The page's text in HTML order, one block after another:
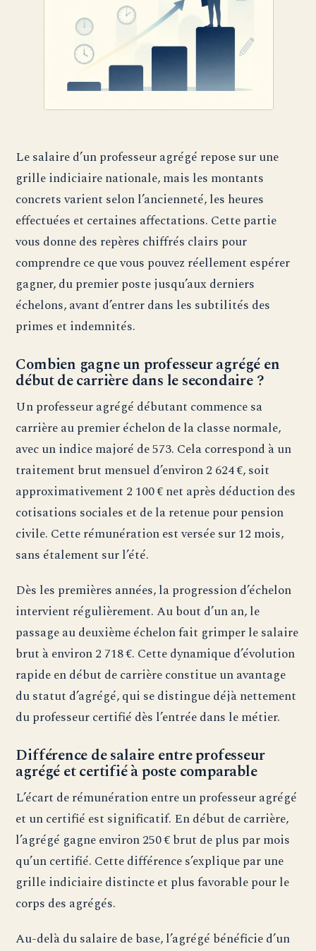
Le salaire d’un professeur agrégé repose sur une
grille indiciaire nationale, mais les montants
concrets varient selon l’ancienneté, les heures
effectuées et certaines affectations. Cette partie
vous donne des repères chiffrés clairs pour
comprendre ce que vous pouvez réellement espérer
gagner, du premier poste jusqu’aux derniers
échelons, avant d’entrer dans les subtilités des
primes et indemnités.
Combien gagne un professeur agrégé en
début de carrière dans le secondaire ?
Un professeur agrégé débutant commence sa
carrière au premier échelon de la classe normale,
avec un indice majoré de 573. Cela correspond à un
traitement brut mensuel d’environ 2 624 €, soit
approximativement 2 100 € net après déduction des
cotisations sociales et de la retenue pour pension
civile. Cette rémunération est versée sur 12 mois,
sans étalement sur l’été.
Dès les premières années, la progression d’échelon
intervient régulièrement. Au bout d’un an, le
passage au deuxième échelon fait grimper le salaire
brut à environ 2 718 €. Cette dynamique d’évolution
rapide en début de carrière constitue un avantage
du statut d’agrégé, qui se distingue déjà nettement
du professeur certifié dès l’entrée dans le métier.
Différence de salaire entre professeur
agrégé et certifié à poste comparable
L’écart de rémunération entre un professeur agrégé
et un certifié est significatif. En début de carrière,
l’agrégé gagne environ 250 € brut de plus par mois
qu’un certifié. Cette différence s’explique par une
grille indiciaire distincte et plus favorable pour le
corps des agrégés.
Au-delà du salaire de base, l’agrégé bénéficie d’un